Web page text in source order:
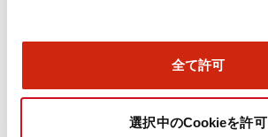
全て許可
選択中のCookieを許可
ドキュメントとファイル
取扱説明書 CAD 規格・認証